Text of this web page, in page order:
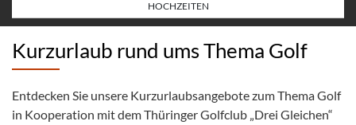
HOCHZEITEN
Kurzurlaub rund ums Thema Golf
Entdecken Sie unsere Kurzurlaubsangebote zum Thema Golf
in Kooperation mit dem Thüringer Golfclub „Drei Gleichen“